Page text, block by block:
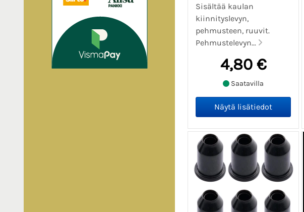
Sisältää kaulan
kiinnityslevyn,
pehmusteen, ruuvit.
Pehmustelevyn...
4,80 €
Saatavilla